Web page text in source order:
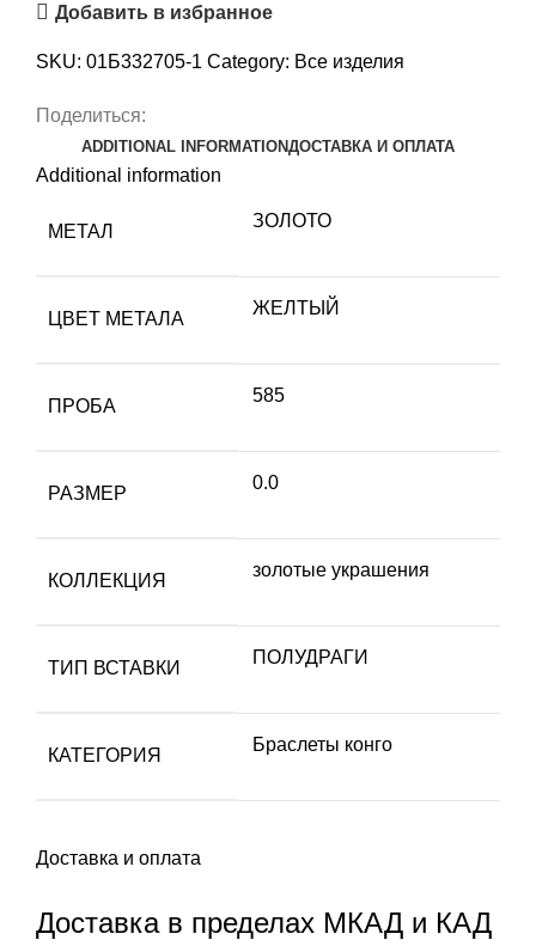
Добавить в избранное
SKU: 01Б332705-1 Category: Все изделия
Поделиться:
ADDITIONAL INFORMATIONДОСТАВКА И ОПЛАТА
Additional information
МЕТАЛ
ЗОЛОТО
ЦВЕТ МЕТАЛА
ЖЕЛТЫЙ
ПРОБА
585
РАЗМЕР
0.0
КОЛЛЕКЦИЯ
золотые украшения
ТИП ВСТАВКИ
ПОЛУДРАГИ
КАТЕГОРИЯ
Браслеты конго
Доставка и оплата
Доставка в пределах МКАД и КАД